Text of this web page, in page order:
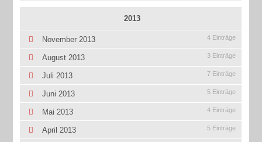
2013
November 2013 4 Einträge
August 2013 3 Einträge
Juli 2013 7 Einträge
Juni 2013 5 Einträge
Mai 2013 4 Einträge
April 2013 5 Einträge